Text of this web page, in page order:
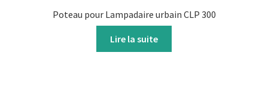
Poteau pour Lampadaire urbain CLP 300
Lire la suite